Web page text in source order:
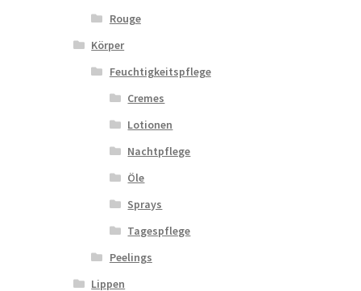
Rouge
Körper
Feuchtigkeitspflege
Cremes
Lotionen
Nachtpflege
Öle
Sprays
Tagespflege
Peelings
Lippen